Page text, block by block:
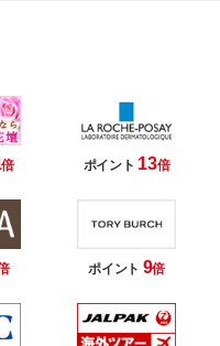
倍 ポイント 13倍
ポイント 9倍